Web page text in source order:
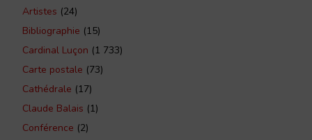
Artistes (24)
Bibliographie (15)
Cardinal Luçon (1 733)
Carte postale (73)
Cathédrale (17)
Claude Balais (1)
Conférence (2)